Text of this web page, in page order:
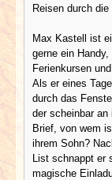
Reisen durch die
Max Kastell ist
gerne ein
Ferienkursen
Als er eines
durch das
der scheinbar
Brief, von wem
ihrem Sohn?
List schnappt
magische